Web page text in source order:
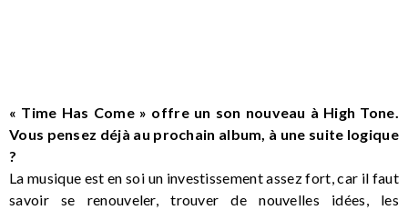
« Time Has Come » offre un son nouveau à High Tone.
Vous pensez déjà au prochain album, à une suite logique
?
La musique est en soi un investissement assez fort, car il faut
savoir se renouveler, trouver de nouvelles idées, les